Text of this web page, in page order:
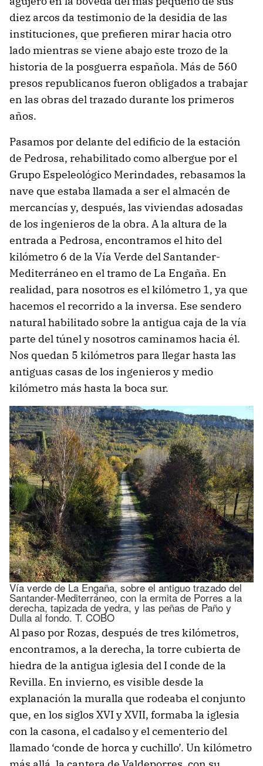
diez arcos da testimonio de la desidia de las
instituciones, que prefieren mirar hacia otro
lado mientras se viene abajo este trozo de la
historia de la posguerra española. Más de 560
presos republicanos fueron obligados a trabajar
en las obras del trazado durante los primeros
años.
Pasamos por delante del edificio de la estación
de Pedrosa, rehabilitado como albergue por el
Grupo Espeleológico Merindades, rebasamos la
nave que estaba llamada a ser el almacén de
mercancías y, después, las viviendas adosadas
de los ingenieros de la obra. A la altura de la
entrada a Pedrosa, encontramos el hito del
kilómetro 6 de la Vía Verde del Santander-
Mediterráneo en el tramo de La Engaña. En
realidad, para nosotros es el kilómetro 1, ya que
hacemos el recorrido a la inversa. Ese sendero
natural habilitado sobre la antigua caja de la vía
parte del túnel y nosotros caminamos hacia él.
Nos quedan 5 kilómetros para llegar hasta las
antiguas casas de los ingenieros y medio
kilómetro más hasta la boca sur.
Vía verde de La Engaña, sobre el antiguo trazado del
Santander-Mediterráneo, con la ermita de Porres a la
derecha, tapizada de yedra, y las peñas de Paño y
Dulla al fondo. T. COBO
Al paso por Rozas, después de tres kilómetros,
encontramos, a la derecha, la torre cubierta de
hiedra de la antigua iglesia del I conde de la
Revilla. En invierno, es visible desde la
explanación la muralla que rodeaba el conjunto
que, en los siglos XVI y XVII, formaba la iglesia
con la casona, el cadalso y el cementerio del
llamado ‘conde de horca y cuchillo’. Un kilómetro